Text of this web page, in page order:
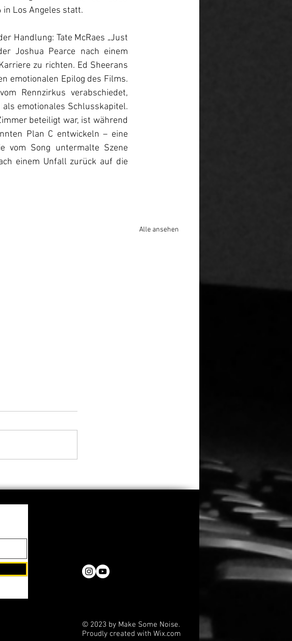
in Los Angeles statt.
Handlung: Tate McRaes „Just
Joshua Pearce nach einem
zu richten. Ed Sheerans
emotionalen Epilog des Films.
Rennzirkus verabschiedet,
emotionales Schlusskapitel.
beteiligt war, ist während
Plan C entwickeln – eine
vom Song untermalte Szene
einem Unfall zurück auf die
Alle ansehen
in a Cornfield 2“ erhält
© 2023 by Make Some Noise.
Proudly created with Wix.com